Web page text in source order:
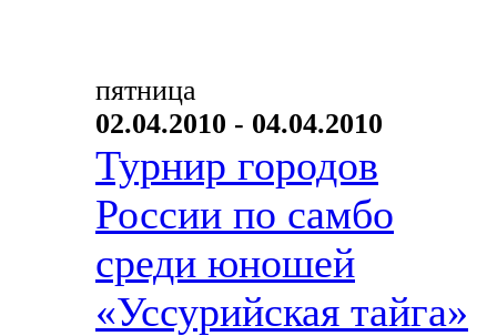
пятница
02.04.2010 - 04.04.2010
Турнир городов
России по самбо
среди юношей
«Уссурийская тайга»